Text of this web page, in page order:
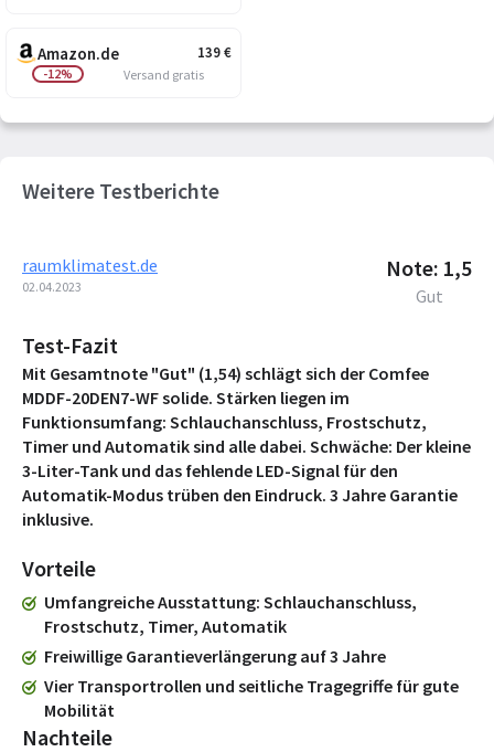
139€
Amazon.de
-12% Versand gratis
Weitere Testberichte
raumklimatest.de
02.04.2023
Note: 1,5
Gut
Test-Fazit
Mit Gesamtnote "Gut" (1,54) schlägt sich der Comfee
MDDF-20DEN7-WF solide. Stärken liegen im
Funktionsumfang: Schlauchanschluss, Frostschutz,
Timer und Automatik sind alle dabei. Schwäche: Der kleine
3-Liter-Tank und das fehlende LED-Signal für den
Automatik-Modus trüben den Eindruck. 3 Jahre Garantie
inklusive.
Vorteile
Umfangreiche Ausstattung Schlauchanschluss,
Frostschutz, Timer, Automatik
Freiwillige Garantieverlängerung auf 3 Jahre
Vier Transportrollen und seitliche Tragegriffe für gute
Mobilität
Nachteile